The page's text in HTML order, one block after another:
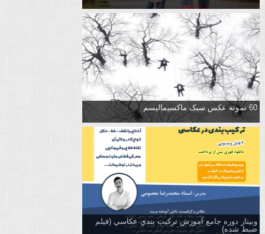
60 نمونه عکس سبک ماکسیمالیسم
وبینار دوره جامع آموزش تركيب بندي عكاسي (فیلم
ضبط شده)